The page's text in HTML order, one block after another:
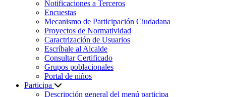
Notificaciones a Terceros
Encuestas
Mecanismo de Participación Ciudadana
Proyectos de Normatividad
Caractrización de Usuarios
Escríbale al Alcalde
Consultar Certificado
Grupos poblacionales
Portal de niños
Participa
Descripción general del menú participa